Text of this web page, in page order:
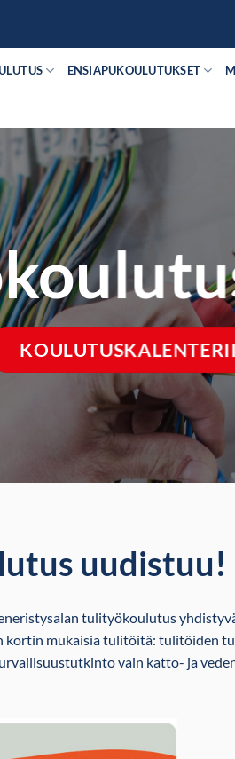
ENSIAPUKOULUTUKSET
uudistuu!
tulityökoulutus
kortin mukaisia tulitöitä: tulitöiden
vain katto- ja